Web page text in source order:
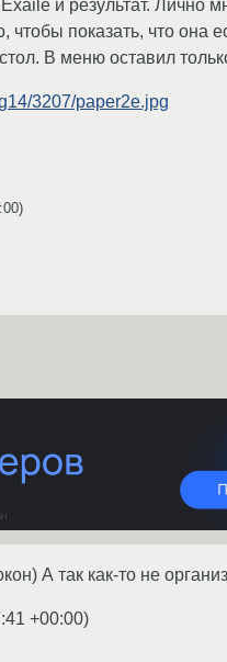
и результат.
чтобы показать, что
В меню оставил
3207/paper2e.jpg
)
А так как-то не
+00:00)